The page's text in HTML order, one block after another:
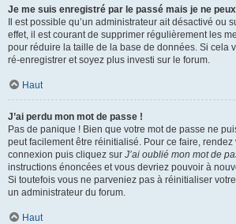
Je me suis enregistré par le passé mais je ne
Il est possible qu’un administrateur ait désactivé ou
effet, il est courant de supprimer régulièrement les
pour réduire la taille de la base de données. Si cela
ré-enregistrer et soyez plus investi sur le forum.
Haut
J’ai perdu mon mot de passe !
Pas de panique ! Bien que votre mot de passe ne
peut facilement être réinitialisé. Pour ce faire, rendez
connexion puis cliquez sur J’ai oublié mon mot de
instructions énoncées et vous devriez pouvoir à
Si toutefois vous ne parveniez pas à réinitialiser
un administrateur du forum.
Haut